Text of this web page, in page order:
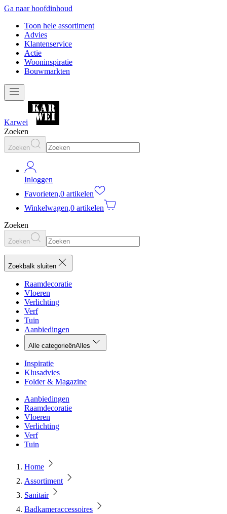
Ga naar hoofdinhoud
Toon hele assortiment
Advies
Klantenservice
Actie
Wooninspiratie
Bouwmarkten
Karwei
Zoeken
Zoeken
Inloggen
Favorieten,0 artikelen
Winkelwagen,0 artikelen
Zoeken
Zoeken
Zoekbalk sluiten
Raamdecoratie
Vloeren
Verlichting
Verf
Tuin
Aanbiedingen
Alle categorieënAlles
Inspiratie
Klusadvies
Folder & Magazine
Aanbiedingen
Raamdecoratie
Vloeren
Verlichting
Verf
Tuin
Home
Assortiment
Sanitair
Badkameraccessoires